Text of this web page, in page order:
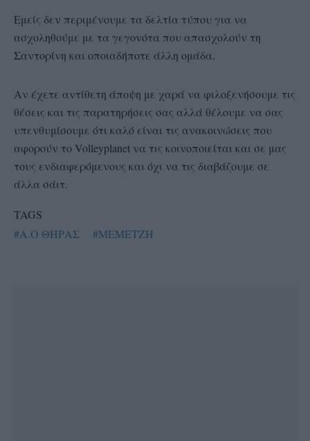
Εμείς δεν περιμένουμε τα δελτία τύπου για να
ασχοληθούμε με τα γεγονότα που απασχολούν τη
Σαντορίνη και οποιαδήποτε άλλη ομάδα.
Αν έχετε αντίθετη άποψη με χαρά να φιλοξενήσουμε τις
θέσεις και τις παρατηρήσεις σας αλλά θέλουμε να σας
υπενθυμίσουμε ότι καλό είναι τις ανακοινώσεις που
αφορούν το Volleyplanet να τις κοινοποιείται και σε μας
τους ενδιαφερόμενους και όχι να τις διαβάζουμε σε
άλλα σάιτ.
TAGS
#Α.Ο ΘΗΡΑΣ
#ΜΕΜΕΤΖΗ